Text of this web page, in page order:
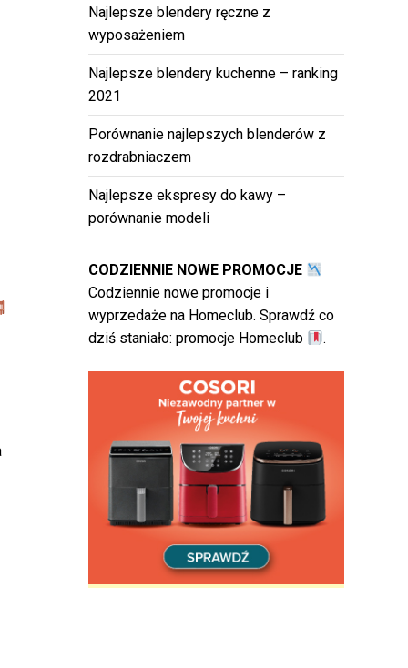
Najlepsze blendery ręczne z
wyposażeniem
Najlepsze blendery kuchenne – ranking
2021
Porównanie najlepszych blenderów z
rozdrabniaczem
Najlepsze ekspresy do kawy –
porównanie modeli
CODZIENNIE NOWE PROMOCJE
Codziennie nowe promocje i
wyprzedaże na Homeclub. Sprawdź co
dziś staniało: promocje Homeclub .